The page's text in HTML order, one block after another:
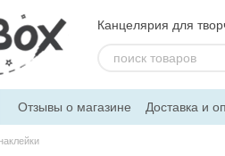
Канцелярия для
Отзывы о магазине Доставка и
Пользовательское соглашение